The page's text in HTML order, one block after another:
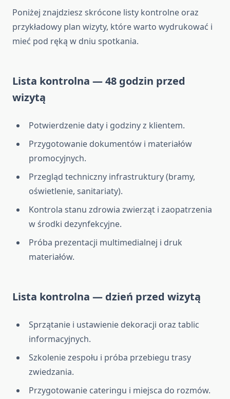
Poniżej znajdziesz skrócone listy kontrolne oraz
przykładowy plan wizyty, które warto wydrukować i
mieć pod ręką w dniu spotkania.
Lista kontrolna — 48 godzin przed
wizytą
Potwierdzenie daty i godziny z klientem.
Przygotowanie dokumentów i materiałów
promocyjnych.
Przegląd techniczny infrastruktury (bramy,
oświetlenie, sanitariaty).
Kontrola stanu zdrowia zwierząt i zaopatrzenia
w środki dezynfekcyjne.
Próba prezentacji multimedialnej i druk
materiałów.
Lista kontrolna — dzień przed wizytą
Sprzątanie i ustawienie dekoracji oraz tablic
informacyjnych.
Szkolenie zespołu i próba przebiegu trasy
zwiedzania.
Przygotowanie cateringu i miejsca do rozmów.